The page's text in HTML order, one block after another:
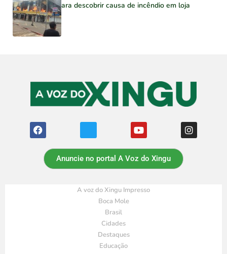
para descobrir causa de incêndio em loja
Anuncie no portal A Voz do Xingu
A voz do Xingu Impresso
Boca Mole
Brasil
Cidades
Destaques
Educação